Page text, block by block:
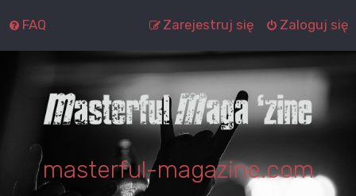
FAQ Zaloguj się
Zarejestruj się
masterful-magazine.com